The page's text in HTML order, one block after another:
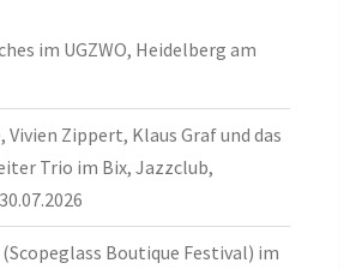
im UGZWO, Heidelberg am
Vivien Zippert, Klaus Graf und das
Trio im Bix, Jazzclub,
(Scopeglass Boutique Festival) im